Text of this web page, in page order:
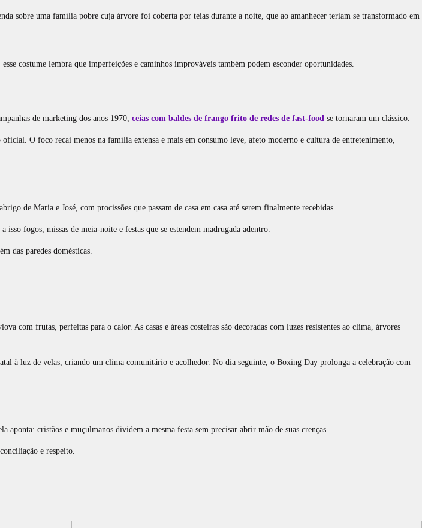
sobre uma família pobre cuja árvore foi coberta por teias durante a noite, que ao amanhecer teriam se transformado em
costume lembra que imperfeições e caminhos improváveis também podem esconder oportunidades.
de marketing dos anos 1970, ceias com baldes de frango frito de redes de fast‑food se tornaram um clássico.
O foco recai menos na família extensa e mais em consumo leve, afeto moderno e cultura de entretenimento,
de Maria e José, com procissões que passam de casa em casa até serem finalmente recebidas.
fogos, missas de meia‑noite e festas que se estendem madrugada adentro.
das paredes domésticas.
com frutas, perfeitas para o calor. As casas e áreas costeiras são decoradas com luzes resistentes ao clima, árvores
à luz de velas, criando um clima comunitário e acolhedor. No dia seguinte, o Boxing Day prolonga a celebração com
aponta: cristãos e muçulmanos dividem a mesma festa sem precisar abrir mão de suas crenças.
e respeito.